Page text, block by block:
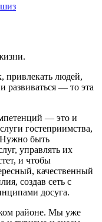
привлекать людей,
развиваться — то эта
— это и
гостеприимства,
Нужно быть
управлять их
и чтобы
качественный
создав сеть с
досуга.
районе. Мы уже